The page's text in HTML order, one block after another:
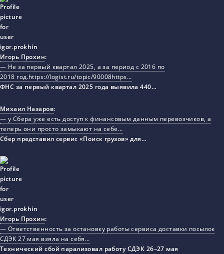
Игорь Прохин:
— Не за первый квартал 2025, а за период с 2016 по
2018 год.https://logist.ru/topic/90008https…
ФНС за первый квартал 2025 года выявила 440…
Михаил Назаров:
— у Сбера уже есть доступ к финансовым данным перевозчиков, а
теперь они просто замыкают на себе…
Сбер представил сервис «Поиск грузов» для…
Игорь Прохин:
— Ответственность за остановку работы сервиса доставки посылок
СДЭК 27 мая взяла на себя…
Технический сбой парализовал работу СДЭК 26–27 мая